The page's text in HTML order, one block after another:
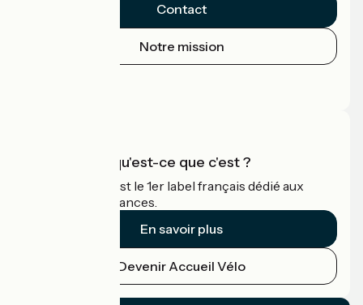
Contact
Notre mission
Accueil Vélo qu'est-ce que c'est ?
Accueil Vélo c'est le 1er label français dédié aux
cyclistes en vacances.
En savoir plus
Devenir Accueil Vélo